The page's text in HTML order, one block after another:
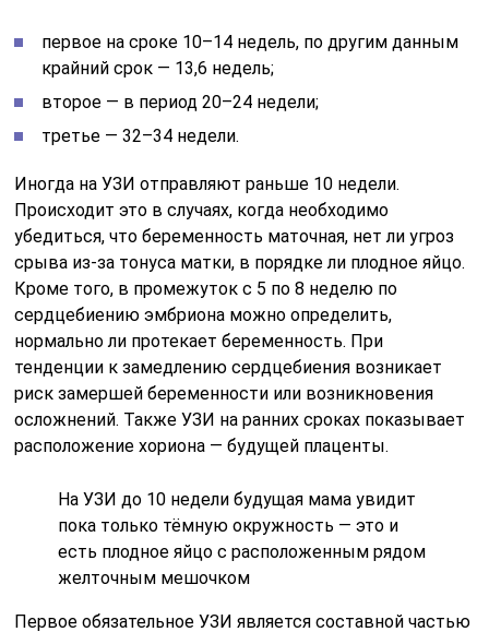
первое на сроке 10–14 недель, по другим данным
крайний срок — 13,6 недель;
второе — в период 20–24 недели;
третье — 32–34 недели.
Иногда на УЗИ отправляют раньше 10 недели.
Происходит это в случаях, когда необходимо
убедиться, что беременность маточная, нет ли угроз
срыва из-за тонуса матки, в порядке ли плодное яйцо.
Кроме того, в промежуток с 5 по 8 неделю по
сердцебиению эмбриона можно определить,
нормально ли протекает беременность. При
тенденции к замедлению сердцебиения возникает
риск замершей беременности или возникновения
осложнений. Также УЗИ на ранних сроках показывает
расположение хориона — будущей плаценты.
На УЗИ до 10 недели будущая мама увидит
пока только тёмную окружность — это и
есть плодное яйцо с расположенным рядом
желточным мешочком
Первое обязательное УЗИ является составной частью